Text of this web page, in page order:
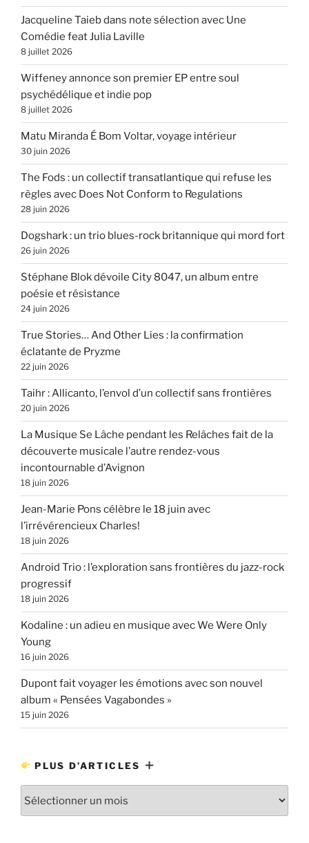
Jacqueline Taieb dans note sélection avec Une
Comédie feat Julia Laville
8 juillet 2026
Wiffeney annonce son premier EP entre soul
psychédélique et indie pop
8 juillet 2026
Matu Miranda É Bom Voltar, voyage intérieur
30 juin 2026
The Fods : un collectif transatlantique qui refuse les
règles avec Does Not Conform to Regulations
28 juin 2026
Dogshark : un trio blues-rock britannique qui mord fort
26 juin 2026
Stéphane Blok dévoile City 8047, un album entre
poésie et résistance
24 juin 2026
True Stories… And Other Lies : la confirmation
éclatante de Pryzme
22 juin 2026
Taihr : Allicanto, l’envol d’un collectif sans frontières
20 juin 2026
La Musique Se Lâche pendant les Relâches fait de la
découverte musicale l’autre rendez-vous
incontournable d’Avignon
18 juin 2026
Jean-Marie Pons célèbre le 18 juin avec
l’irrévérencieux Charles!
18 juin 2026
Android Trio : l’exploration sans frontières du jazz-rock
progressif
18 juin 2026
Kodaline : un adieu en musique avec We Were Only
Young
16 juin 2026
Dupont fait voyager les émotions avec son nouvel
album « Pensées Vagabondes »
15 juin 2026
PLUS D’ARTICLES